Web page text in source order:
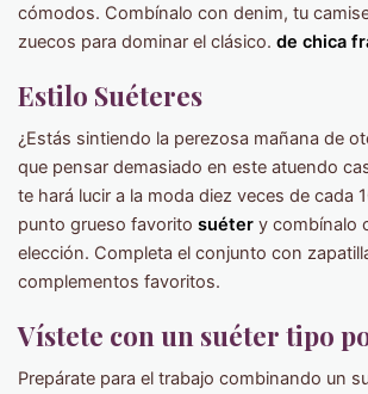
cómodos. Combínalo con denim, tu
zuecos para dominar el clásico. de chica
Estilo Suéteres
¿Estás sintiendo la perezosa mañana de
que pensar demasiado en este atuendo
te hará lucir a la moda diez veces de cada
punto grueso favorito suéter y combínalo
elección. Completa el conjunto con
complementos favoritos.
Vístete con un suéter tipo
Prepárate para el trabajo combinando un